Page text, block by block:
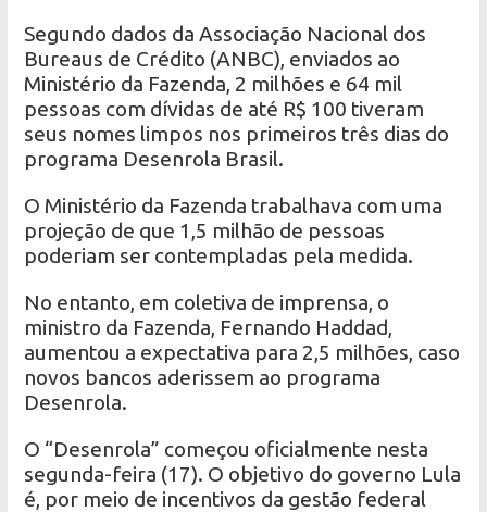
Segundo dados da Associação Nacional dos
Bureaus de Crédito (ANBC), enviados ao
Ministério da Fazenda, 2 milhões e 64 mil
pessoas com dívidas de até R$ 100 tiveram
seus nomes limpos nos primeiros três dias do
programa Desenrola Brasil.
O Ministério da Fazenda trabalhava com uma
projeção de que 1,5 milhão de pessoas
poderiam ser contempladas pela medida.
No entanto, em coletiva de imprensa, o
ministro da Fazenda, Fernando Haddad,
aumentou a expectativa para 2,5 milhões, caso
novos bancos aderissem ao programa
Desenrola.
O “Desenrola” começou oficialmente nesta
segunda-feira (17). O objetivo do governo Lula
é, por meio de incentivos da gestão federal